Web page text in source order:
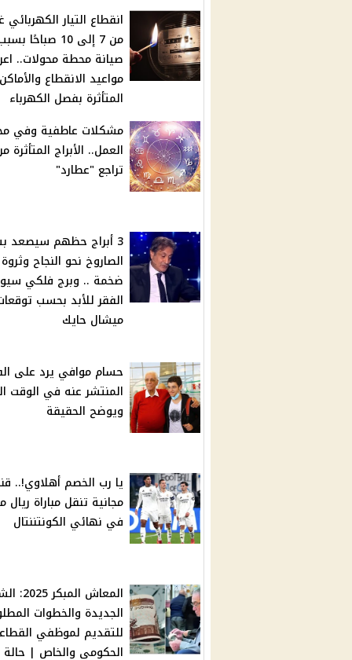
انقطاع التيار الكهربائي
من 7 إلى 10 صباحًا
صيانة محطة محولات..
مواعيد الانقطاع والأماكن
المتأثرة بفصل الكهرباء
مشكلات عاطفية وفي
العمل.. الأبراج المتأثرة
تراجع "عطارد"
3 أبراج حظهم سيصعد
الصاروخ نحو النجاح وثروة
ضخمة .. وبرج فلكي
الفقر للأبد بحسب
ميشال حايك
حسام موافي يرد على
المنتشر عنه في الوقت
ويوضح الحقيقة
يا رب الخصم أهلاوي!..
مجانية تنقل مباراة ريال
في نهائي الكونتننتال
المعاش
الجديدة والخطوات
للتقديم لموظفي
الحكومي والخاص | حالة